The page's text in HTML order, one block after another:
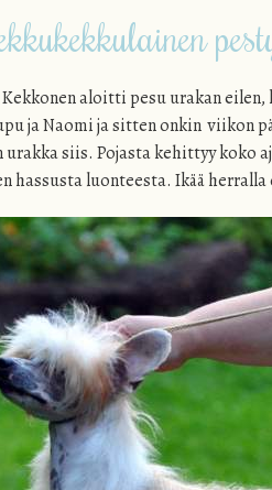
Kekkonen aloitti pesu urakan
ja Naomi ja sitten onkin viikon
siis. Pojasta kehittyy koko
hassusta luonteesta. Ikää herralla